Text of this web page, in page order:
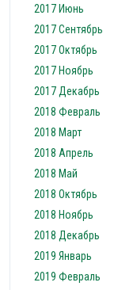
2017 Июнь
2017 Сентябрь
2017 Октябрь
2017 Ноябрь
2017 Декабрь
2018 Февраль
2018 Март
2018 Апрель
2018 Май
2018 Октябрь
2018 Ноябрь
2018 Декабрь
2019 Январь
2019 Февраль